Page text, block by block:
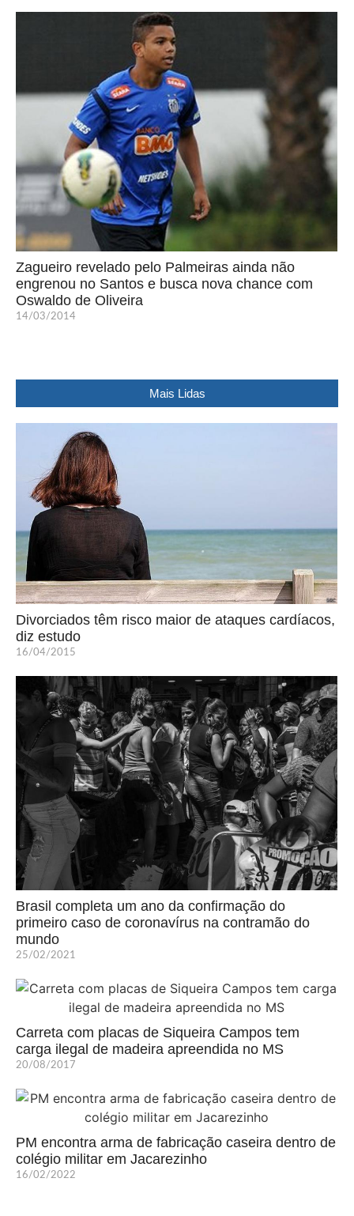
Zagueiro revelado pelo Palmeiras ainda não
engrenou no Santos e busca nova chance com
Oswaldo de Oliveira
14/03/2014
Mais Lidas
Divorciados têm risco maior de ataques cardíacos,
diz estudo
16/04/2015
Brasil completa um ano da confirmação do
primeiro caso de coronavírus na contramão do
mundo
25/02/2021
Carreta com placas de Siqueira Campos tem
carga ilegal de madeira apreendida no MS
20/08/2017
PM encontra arma de fabricação caseira dentro de
colégio militar em Jacarezinho
16/02/2022